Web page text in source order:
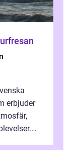
erbjuder